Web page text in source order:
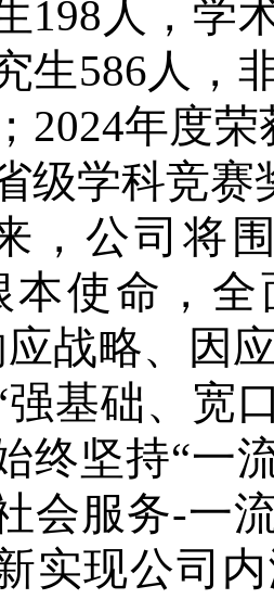
198人，学
生586人，
； 2024年度荣
级学科竞赛
，公司将
本使命，
应战略、因
强基础、宽
终坚持“一
会服务-一
实现公司